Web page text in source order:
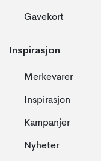
Gavekort
Inspirasjon
Merkevarer
Inspirasjon
Kampanjer
Nyheter